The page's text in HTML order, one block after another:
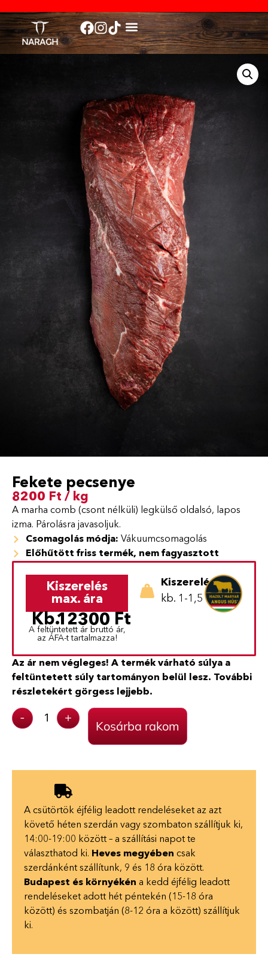
Fekete pecsenye
8200 Ft / kg
A marha comb (csont nélküli) legkülső oldalsó, lapos
izma. Párolásra javasoljuk.
Csomagolás módja: Vákuumcsomagolás
Előhűtött friss termék, nem fagyasztott
Kiszerelés
max. ára
Kb.12300 Ft
A feltüntetett ár bruttó ár,
az ÁFA-t tartalmazza!
Kiszerelés:
kb. 1-1,5 kg
Az ár nem végleges! A termék várható súlya a
feltüntetett súly tartományon belül lesz. További
részletekért görgess lejjebb.
- +
Kosárba rakom
A csütörtök éjfélig leadott rendeléseket az azt
követő héten szerdán vagy szombaton szállítjuk ki,
14:00-19:00 között – a szállítási napot te
választhatod ki. Heves megyében csak
szerdánként szállítunk, 9 és 18 óra között.
Budapest és környékén a kedd éjfélig leadott
rendeléseket adott hét péntekén (15-18 óra
között) és szombatján (8-12 óra a között) szállítjuk
ki.